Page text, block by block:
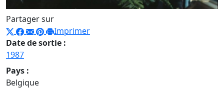
Partager sur
Imprimer
Date de sortie :
1987
Pays :
Belgique